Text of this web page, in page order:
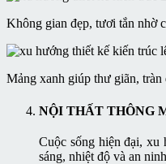
Không gian đẹp, tươi tắn nhờ
Mảng xanh giúp thư giãn, tràn
NỘI THẤT THÔNG
Cuộc sống hiện đại, xu
sáng, nhiệt độ và an